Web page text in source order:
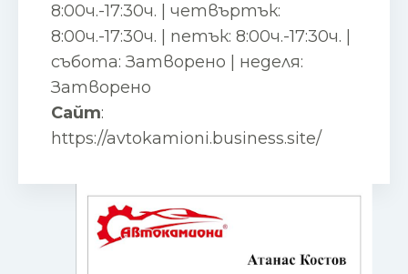
8:00ч.-17:30ч. | четвъртък:
8:00ч.-17:30ч. | петък: 8:00ч.-17:30ч. |
събота: Затворено | неделя:
Затворено
Сайт:
https://avtokamioni.business.site/